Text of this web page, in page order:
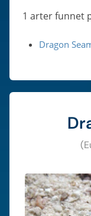
1 arter funnet
Dragon